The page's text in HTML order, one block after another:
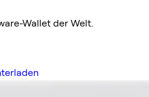
Wallet der Welt.